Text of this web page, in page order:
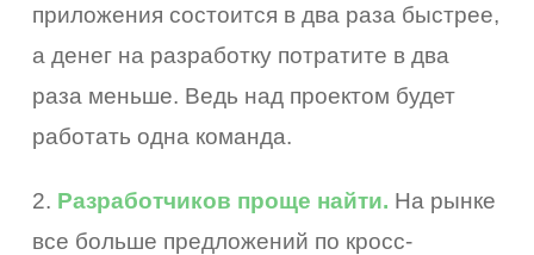
приложения состоится в два раза быстрее,
а денег на разработку потратите в два
раза меньше. Ведь над проектом будет
работать одна команда.
2. Разработчиков проще найти. На рынке
все больше предложений по кросс-